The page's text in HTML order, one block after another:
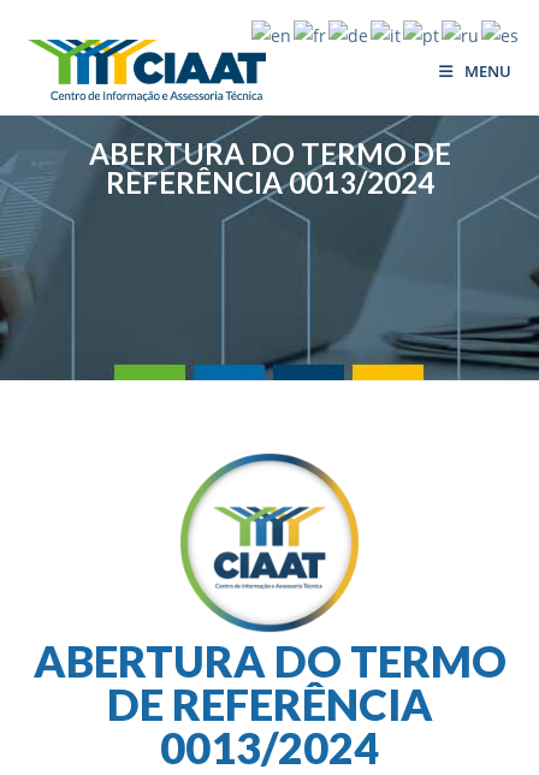
MENU
ABERTURA DO TERMO DE
REFERÊNCIA 0013/2024
ABERTURA DO TERMO
DE REFERÊNCIA
0013/2024